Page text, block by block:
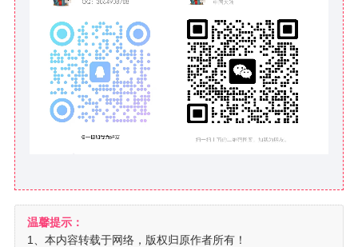
温馨提示：
1、本内容转载于网络，版权归原作者所有！